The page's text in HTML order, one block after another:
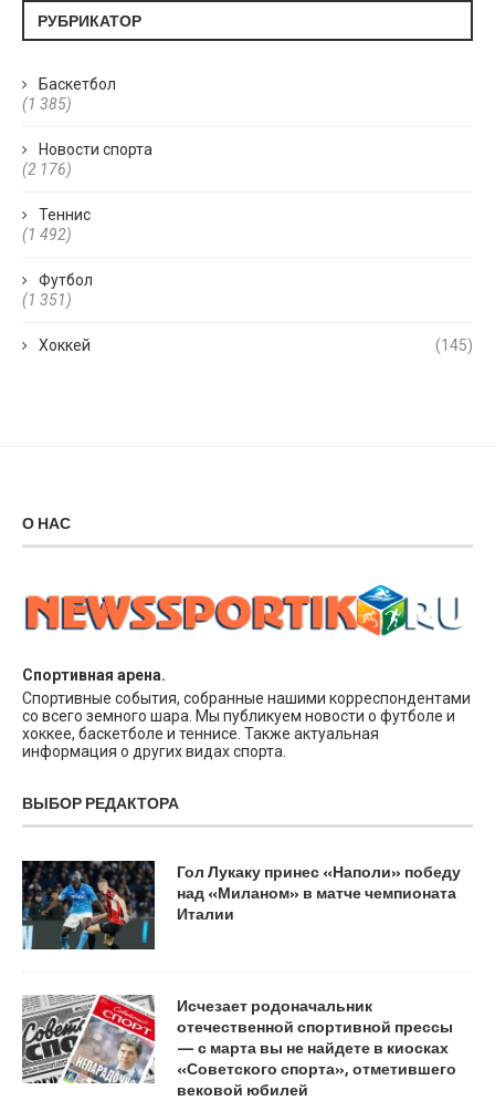
РУБРИКАТОР
Баскетбол
(1 385)
Новости спорта
(2 176)
Теннис
(1 492)
Футбол
(1 351)
Хоккей (145)
О НАС
Спортивная арена.
Спортивные события, собранные нашими корреспондентами
со всего земного шара. Мы публикуем новости о футболе и
хоккее, баскетболе и теннисе. Также актуальная
информация о других видах спорта.
ВЫБОР РЕДАКТОРА
Гол Лукаку принес «Наполи» победу
над «Миланом» в матче чемпионата
Италии
Исчезает родоначальник
отечественной спортивной прессы
— с марта вы не найдете в киосках
«Советского спорта», отметившего
вековой юбилей